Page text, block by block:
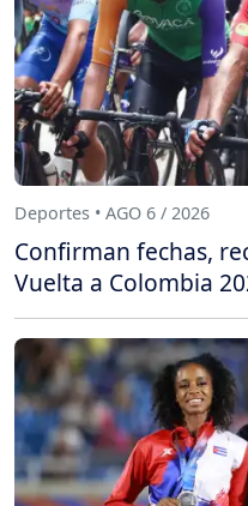
Deportes • AGO 6 / 2026
Confirman fechas,
Vuelta a Colombia